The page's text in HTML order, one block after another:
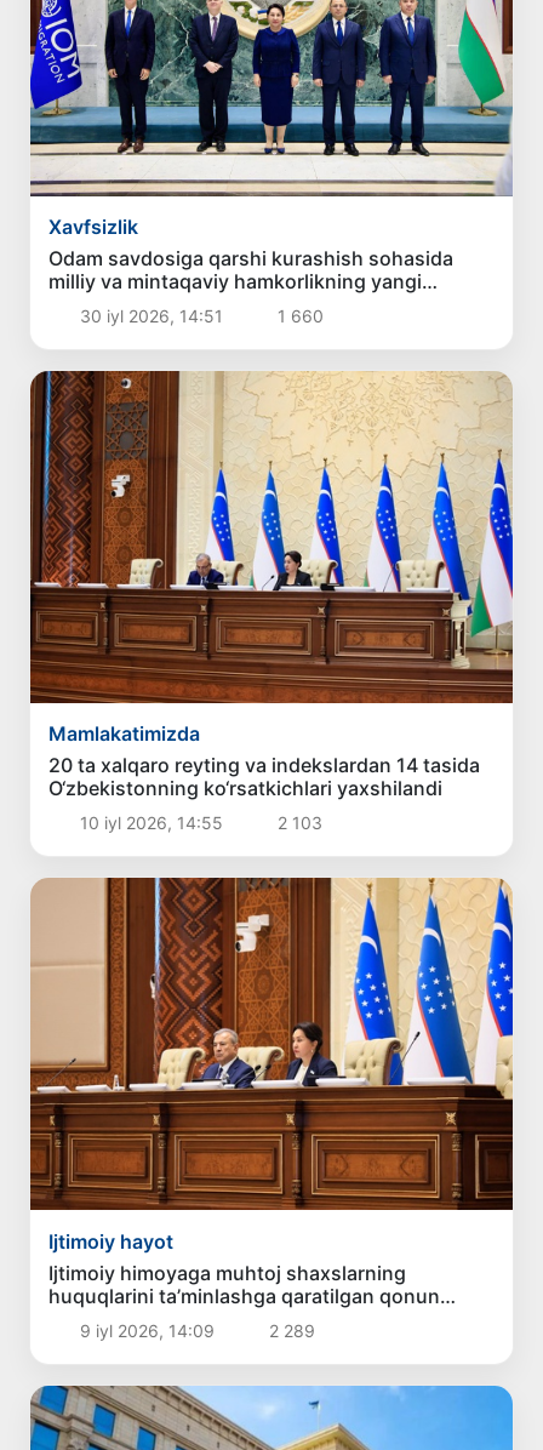
Xavfsizlik
Odam savdosiga qarshi kurashish sohasida
milliy va mintaqaviy hamkorlikning yangi
ustuvor yo‘nalishlari belgilab olindi
30 iyl 2026, 14:51 1 660
Mamlakatimizda
20 ta xalqaro reyting va indekslardan 14 tasida
O‘zbekistonning ko‘rsatkichlari yaxshilandi
10 iyl 2026, 14:55 2 103
Ijtimoiy hayot
Ijtimoiy himoyaga muhtoj shaxslarning
huquqlarini ta’minlashga qaratilgan qonun
ma’qullandi
9 iyl 2026, 14:09 2 289